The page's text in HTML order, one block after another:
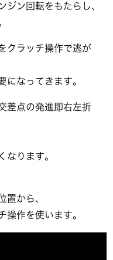
ジン回転をもたらし、
クラッチ操作で逃が
になってきます。
差点の発進即右左折
なります。
置から、
操作を使います。